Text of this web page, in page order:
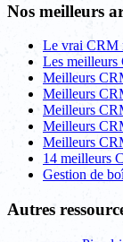
Nos meilleurs
Le vrai CRM
Les
Meilleurs
Meilleurs
Meilleurs
Meilleurs
Meilleurs
14 meilleurs
Gestion de
Autres